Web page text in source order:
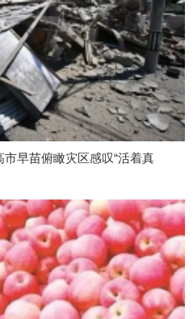
市早苗俯瞰灾区感叹“活着真